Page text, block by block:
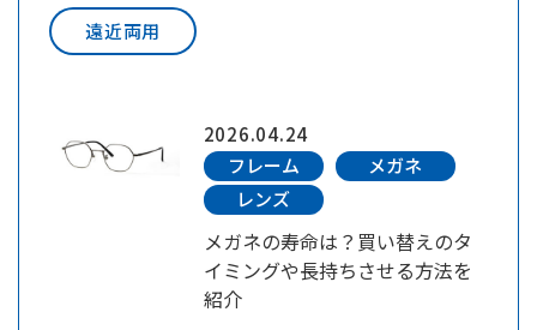
遠近両用
2026.04.24
フレーム
メガネ
レンズ
メガネの寿命は？買い替えのタ
イミングや長持ちさせる方法を
紹介